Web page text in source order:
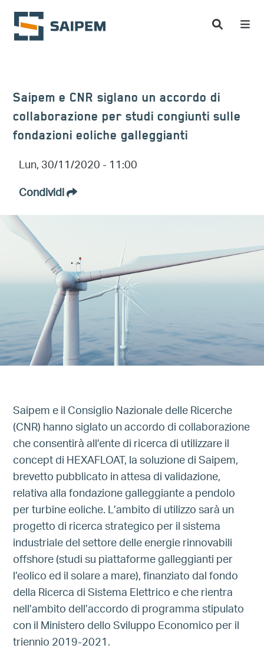
Salta al contenuto principale
Saipem e CNR siglano un accordo di
collaborazione per studi congiunti sulle
fondazioni eoliche galleggianti
Lun, 30/11/2020 - 11:00
Condividi
Saipem e il Consiglio Nazionale delle Ricerche
(CNR) hanno siglato un accordo di collaborazione
che consentirà all’ente di ricerca di utilizzare il
concept di HEXAFLOAT, la soluzione di Saipem,
brevetto pubblicato in attesa di validazione,
relativa alla fondazione galleggiante a pendolo
per turbine eoliche. L’ambito di utilizzo sarà un
progetto di ricerca strategico per il sistema
industriale del settore delle energie rinnovabili
offshore (studi su piattaforme galleggianti per
l’eolico ed il solare a mare), finanziato dal fondo
della Ricerca di Sistema Elettrico e che rientra
nell’ambito dell’accordo di programma stipulato
con il Ministero dello Sviluppo Economico per il
triennio 2019-2021.